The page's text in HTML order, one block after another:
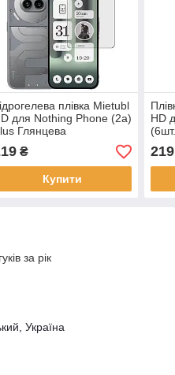
плівка Mietubl
для Nothing Phone (2a)
Глянцева
₴
Купити
HD
219
за рік
Україна